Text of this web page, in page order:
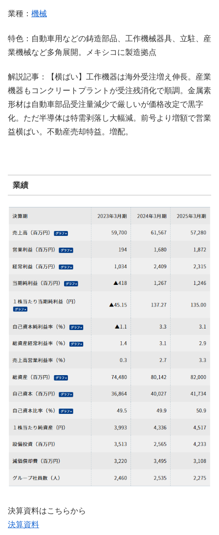
業種： 機械
特色：自動車用などの鋳造部品、工作機械器具、立駐、産
業機械など多角展開。メキシコに製造拠点
解説記事：【横ばい】工作機器は海外受注増え伸長。産業
機器もコンクリートプラントが受注残消化で順調。金属素
形材は自動車部品受注量減少で厳しいが価格改定で黒字
化。ただ半導体は特需剥落し大幅減。前号より増額で営業
益横ばい。不動産売却特益。増配。
業績
決算資料はこちらから
決算資料